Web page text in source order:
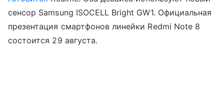
сенсор Samsung ISOCELL Bright GW1. Официальная
презентация смартфонов линейки Redmi Note 8
состоится 29 августа.